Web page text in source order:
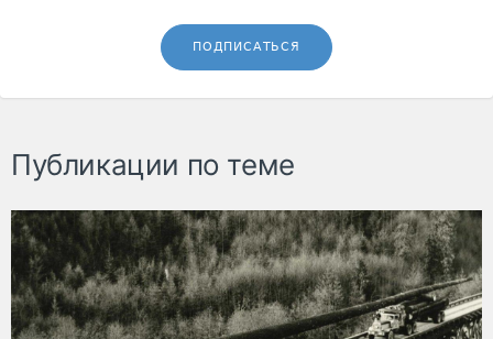
ПОДПИСАТЬСЯ
Публикации по теме